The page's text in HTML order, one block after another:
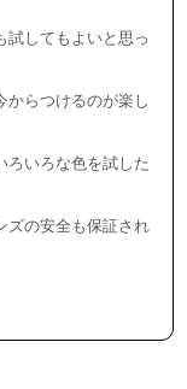
試してもよいと思っ
からつけるのが楽し
ろいろな色を試した
ズの安全も保証され